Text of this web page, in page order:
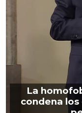
La
condena